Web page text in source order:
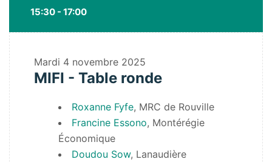
15:30 - 17:00
Mardi 4 novembre 2025
MIFI - Table ronde
Roxanne Fyfe, MRC de Rouville
Francine Essono, Montérégie
Économique
Doudou Sow, Lanaudière